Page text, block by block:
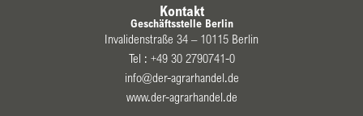
Kontakt
Geschäftsstelle Berlin
Invalidenstraße 34 – 10115 Berlin
Tel : +49 30 2790741-0
info@der-agrarhandel.de
www.der-agrarhandel.de